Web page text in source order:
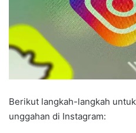
Berikut langkah-langkah
unggahan di Instagram: